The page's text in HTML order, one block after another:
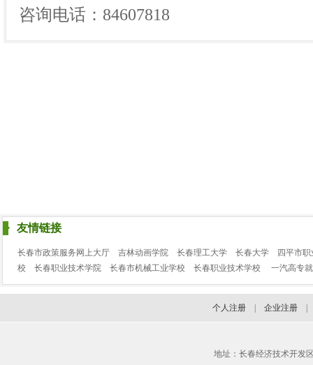
咨询电话：84607818
友情链接
长春市政策服务网上大厅 吉林动画学院 长春理工大学 长春大学
四平市
校
长春职业技术学院 长春市机械工业学校 长春职业技术学校 一汽高专
个人注册 企业注册
地址：长春经济技术开发